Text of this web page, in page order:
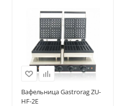
Вафельница Gastrorag ZU-
HF-2E